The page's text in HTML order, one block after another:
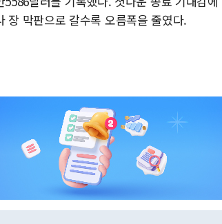
장 막판으로 갈수록 오름폭을 줄였다.